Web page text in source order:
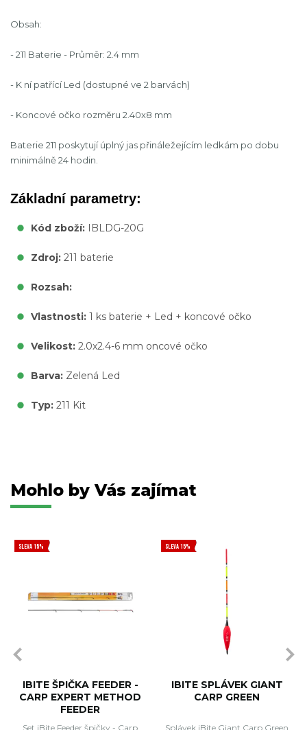
Obsah:
- 211 Baterie - Průměr: 2.4 mm
- K ní patřící Led (dostupné ve 2 barvách)
- Koncové očko rozměru 2.40x8 mm
Baterie 211 poskytují úplný jas přináležejícím ledkám po dobu
minimálně 24 hodin.
Základní parametry:
Kód zboží: IBLDG-20G
Zdroj: 211 baterie
Rozsah:
Vlastnosti: 1 ks baterie + Led + koncové očko
Velikost: 2.0x2.4-6 mm oncové očko
Barva: Zelená Led
Typ: 211 Kit
Mohlo by Vás zajímat
SLEVA 15%
IBITE ŠPIČKA FEEDER -
CARP EXPERT METHOD
FEEDER
Set iBite Feeder špičky - Carp
SLEVA 15%
IBITE SPLÁVEK GIANT
CARP GREEN
Splávek iBite Giant Carp Green